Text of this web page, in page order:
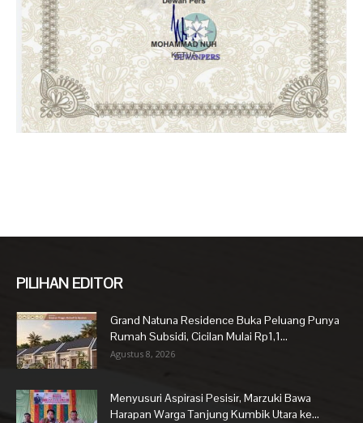
PILIHAN EDITOR
Grand Natuna Residence Buka Peluang Punya
Rumah Subsidi, Cicilan Mulai Rp1,1...
Agustus 8, 2026
Menyusuri Aspirasi Pesisir, Marzuki Bawa
Harapan Warga Tanjung Kumbik Utara ke...